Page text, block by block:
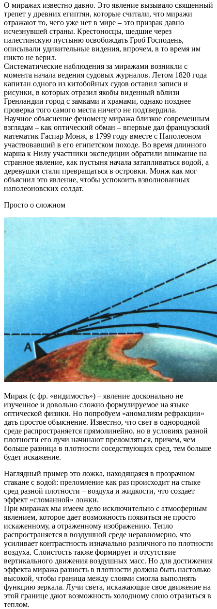
О миражах известно давно. Это явление вызывало священный
трепет у древних египтян, которые считали, что миражи
отражают то, чего уже нет в мире – это призрак давно
исчезнувшей страны. Крестоносцы, шедшие через
палестинскую пустыню освобождать Гроб Господень,
описывали удивительные видения, впрочем, в то время им
никто не верил.
Систематические наблюдения за миражами возникли с
момента начала ведения судовых журналов. Летом 1820 года
капитан одного из китобойных судов оставил записи и
рисунки, в которых отразил якобы виденный вблизи
Гренландии город с замками и храмами, однако позднее
проверка того самого места ничего не подтвердила.
Научное объяснение феномену миража близкое современным
взглядам – как оптический обман – впервые дал французский
математик Гаспар Монж, в 1799 году вместе с Наполеоном
участвовавший в его египетском походе. Во время длинного
марша к Нилу участники экспедиции обратили внимание на
странное явление, как пустыня начала затапливаться водой, а
деревушки стали превращаться в островки. Монж как мог
объяснил это явление, чтобы успокоить взволнованных
наполеоновских солдат.
Просто о сложном
Мираж (с фр. «видимость») – явление досконально не
изученное и довольно сложно формулируемое на языке
оптической физики. Но попробуем «аномалиям рефракции»
дать простое объяснение. Известно, что свет в однородной
среде распространяется прямолинейно, но в условиях разной
плотности его лучи начинают преломляться, причем, чем
больше разница в плотности соседствующих сред, тем больше
будет искажение.
Наглядный пример это ложка, находящаяся в прозрачном
стакане с водой: преломление как раз происходит на стыке
сред разной плотности – воздуха и жидкости, что создает
эффект «сломанной» ложки.
При миражах мы имеем дело исключительно с атмосферным
явлением, которое дает возможность появиться не просто
искаженному, а отраженному изображению. Тепло
распространяется в воздушной среде неравномерно, что
усиливает контрастность изначально различного по плотности
воздуха. Слоистость также формирует и отсутствие
вертикального движения воздушных масс. Но для достижения
эффекта миража разность в плотности должна быть настолько
высокой, чтобы граница между слоями смогла выполнять
функцию зеркала. Лучи света, искажающие свое движение на
этой границе дают возможность холодному слою отразиться в
теплом.